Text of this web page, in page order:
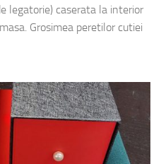
legatorie) caserata la interior
Grosimea peretilor cutiei